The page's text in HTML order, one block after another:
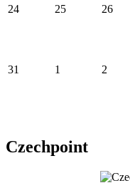
24 25 26
31 1 2
Czechpoint